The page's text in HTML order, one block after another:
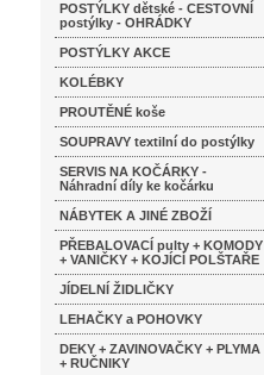
POSTÝLKY dětské - CESTOVNÍ
postýlky - OHRÁDKY
POSTÝLKY AKCE
KOLÉBKY
PROUTĚNÉ koše
SOUPRAVY textilní do postýlky
SERVIS NA KOČÁRKY -
Náhradní díly ke kočárku
NÁBYTEK A JINÉ ZBOŽÍ
PŘEBALOVACÍ pulty + KOMODY
+ VANIČKY + KOJÍCÍ POLŠTAŘE
JÍDELNÍ ŽIDLIČKY
LEHAČKY a POHOVKY
DEKY + ZAVINOVAČKY + PLYMA
+ RUČNIKY